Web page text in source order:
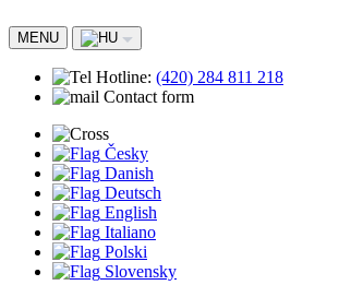
MENU
Hotline: (420) 284 811 218
Contact form
Česky
Danish
Deutsch
English
Italiano
Polski
Slovensky